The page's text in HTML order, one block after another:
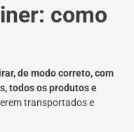
como
de modo correto, com
todos os produtos e
transportados e